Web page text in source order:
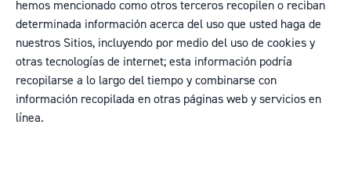
hemos mencionado como otros terceros recopilen o reciban
determinada información acerca del uso que usted haga de
nuestros Sitios, incluyendo por medio del uso de cookies y
otras tecnologías de internet; esta información podría
recopilarse a lo largo del tiempo y combinarse con
información recopilada en otras páginas web y servicios en
línea.